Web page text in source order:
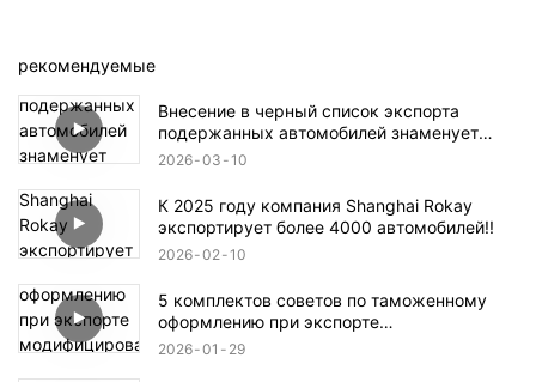
рекомендуемые
Внесение в черный список экспорта
подержанных автомобилей знаменует
собой конец эпохи безудержного роста!
2026 03 10
К 2025 году компания Shanghai Rokay
экспортирует более 4000 автомобилей!!
2026 02 10
5 комплектов советов по таможенному
оформлению при экспорте
модифицированных автомобилей, каждый
2026 01 29